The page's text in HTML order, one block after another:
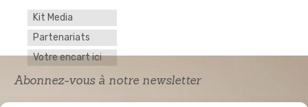
Kit Media
Partenariats
Votre encart ici
Abonnez-vous à notre newsletter